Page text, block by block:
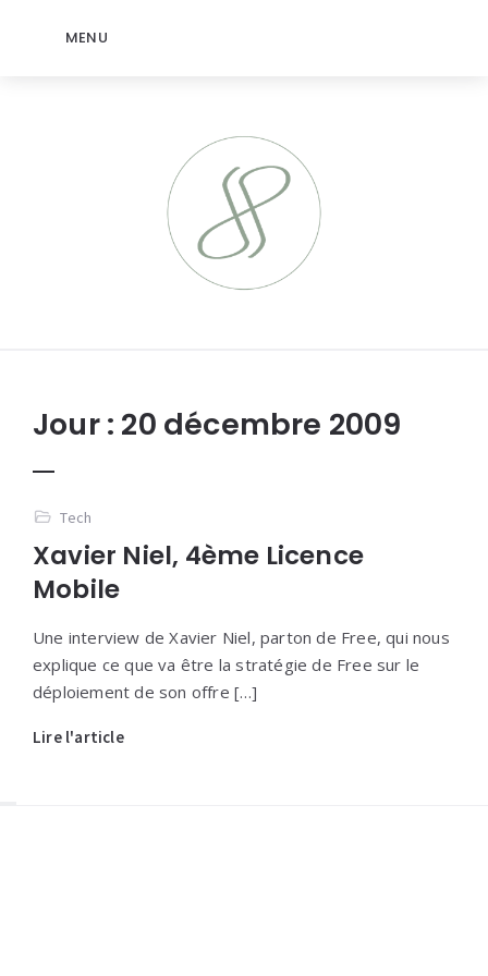
MENU
Jour : 20 décembre 2009
Tech
Xavier Niel, 4ème Licence
Mobile
Une interview de Xavier Niel, parton de Free, qui nous
explique ce que va être la stratégie de Free sur le
déploiement de son offre […]
Lire l'article